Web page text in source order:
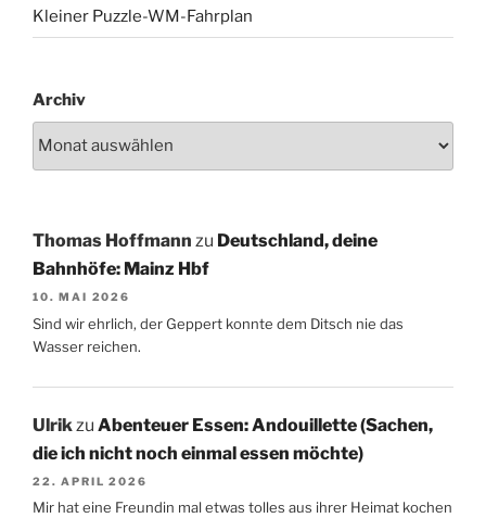
Kleiner Puzzle-WM-Fahrplan
Archiv
Thomas Hoffmann zu Deutschland, deine
Bahnhöfe: Mainz Hbf
10. MAI 2026
Sind wir ehrlich, der Geppert konnte dem Ditsch nie das
Wasser reichen.
Ulrikzu Abenteuer Essen: Andouillette (Sachen,
die ich nicht noch einmal essen möchte)
22. APRIL 2026
Mir hat eine Freundin mal etwas tolles aus ihrer Heimat kochen